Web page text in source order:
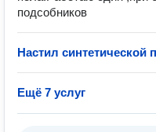
подсобников
Настил синтетической
Ещё 7 услуг